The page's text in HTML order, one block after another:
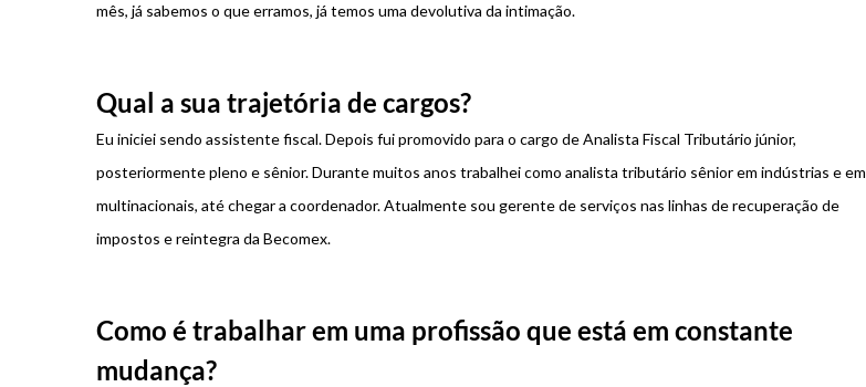
mês, já sabemos o que erramos, já temos uma devolutiva da intimação.
Qual a sua trajetória de cargos?
Eu iniciei sendo assistente fiscal. Depois fui promovido para o cargo de Analista Fiscal Tributário júnior,
posteriormente pleno e sênior. Durante muitos anos trabalhei como analista tributário sênior em indústrias e em
multinacionais, até chegar a coordenador. Atualmente sou gerente de serviços nas linhas de recuperação de
impostos e reintegra da Becomex.
Como é trabalhar em uma profissão que está em constante
mudança?